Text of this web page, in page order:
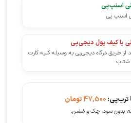
اسنپ‌پی
اسنپ پی
یا کیف پول دیجی‌پی
طریق درگاه دیجی‌پی به وسیله کلیه کارت
ترب‌پی: 47,500تومان